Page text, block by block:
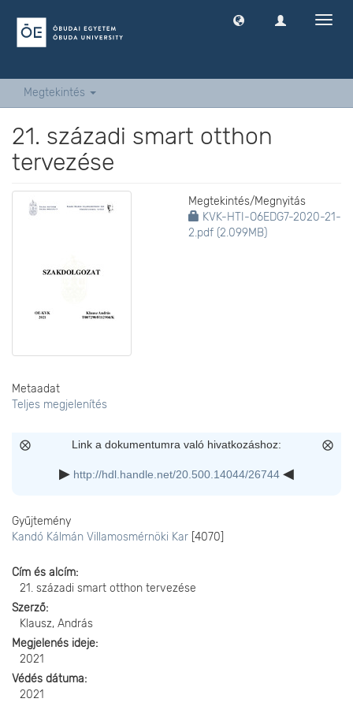
Megtekintés
21. századi smart otthon
tervezése
Megtekintés/Megnyitás
KVK-HTI-O6EDG7-2020-21-
2.pdf (2.099MB)
Metaadat
Teljes megjelenítés
Link a dokumentumra való hivatkozáshoz:
http://hdl.handle.net/20.500.14044/26744
Gyűjtemény
Kandó Kálmán Villamosmérnöki Kar [4070]
Cím és alcím
21. századi smart otthon tervezése
Szerző
Klausz, András
Megjelenés ideje
2021
Védés dátuma
2021